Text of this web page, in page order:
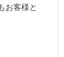
お客様と